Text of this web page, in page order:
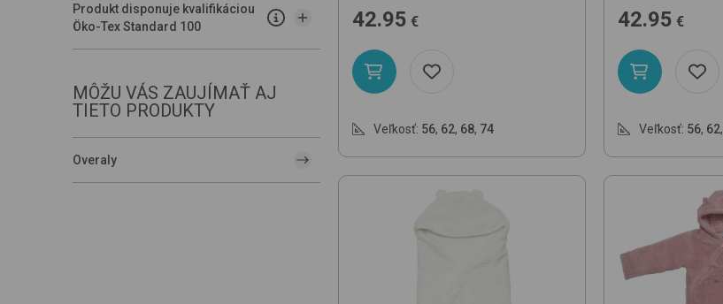
Produkt disponuje kvalifikáciou
Öko-Tex Standard 100
MÔŽU VÁS ZAUJÍMAŤ AJ
TIETO PRODUKTY
Overaly
42.95 €
Veľkosť: 56, 62, 68, 74
42.95 €
Veľkosť: 56, 62,